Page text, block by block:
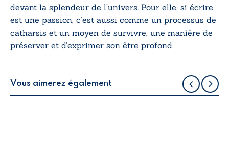
devant la splendeur de l’univers. Pour elle, si écrire
est une passion, c’est aussi comme un processus de
catharsis et un moyen de survivre, une manière de
préserver et d’exprimer son être profond.
Vous aimerez également